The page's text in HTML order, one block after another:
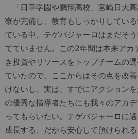
「日章学園や鵬翔高校、宮崎日大高
寮が完備し、教育もしっかりしてい
ている中、テゲバジャーロはまだそ
てていません。この2年間は本来アカ
き投資やリソースをトップチームの
ていたので、ここからはその点を改
けないし、実は、すでにアクション
の優秀な指導者たちにも我々のアカ
ってもらいたい。テゲバジャーロに
成長する、だから安心して預けられ